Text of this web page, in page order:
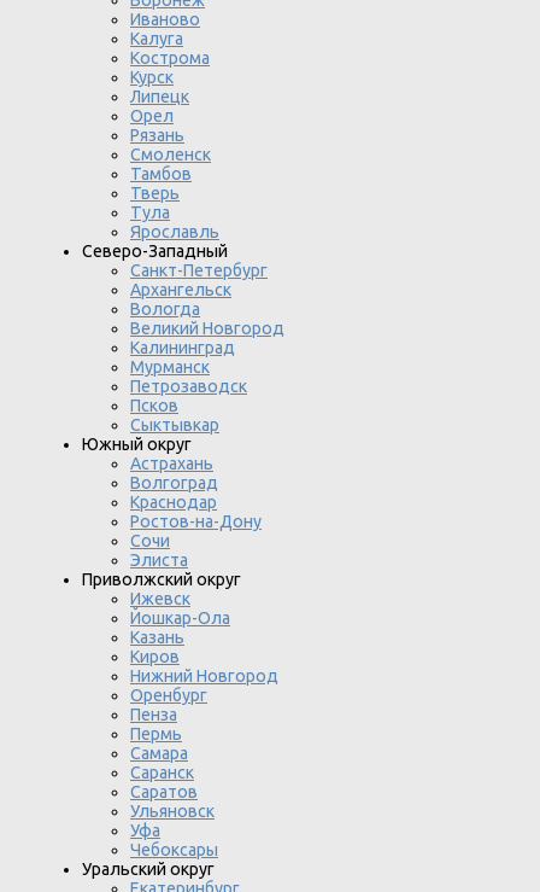
Иваново
Калуга
Кострома
Курск
Липецк
Орел
Рязань
Смоленск
Тамбов
Тверь
Тула
Ярославль
Северо-Западный
Санкт-Петербург
Архангельск
Вологда
Великий Новгород
Калининград
Мурманск
Петрозаводск
Псков
Сыктывкар
Южный округ
Астрахань
Волгоград
Краснодар
Ростов-на-Дону
Сочи
Элиста
Приволжский округ
Ижевск
Йошкар-Ола
Казань
Киров
Нижний Новгород
Оренбург
Пенза
Пермь
Самара
Саранск
Саратов
Ульяновск
Уфа
Чебоксары
Уральский округ